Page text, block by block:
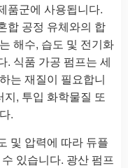
품군에 사용됩니다.
합 공정 유체와의 합
해수, 습도 및 전기화
. 식품 가공 펌프는 세
는 재질이 필요합니
, 투입 화학물질 또
.
및 압력에 따라 듀플
있습니다. 광산 펌프